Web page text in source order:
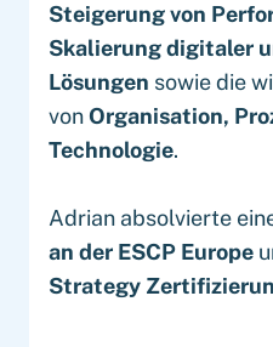
Steigerung von
Skalierung digitaler
Lösungen sowie die
vonOrganisation,
Technologie.
Adrian absolvierte
an der ESCP Europe
Strategy